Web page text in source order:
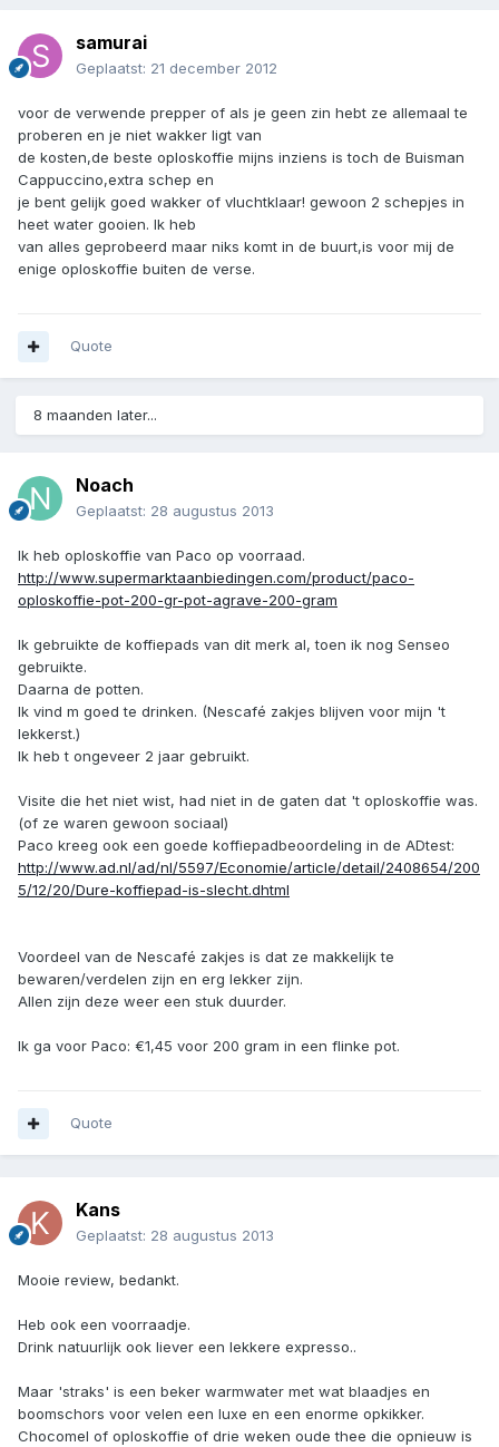
samurai
Geplaatst: 21 december 2012
voor de verwende prepper of als je geen zin hebt ze allemaal te
proberen en je niet wakker ligt van
de kosten,de beste oploskoffie mijns inziens is toch de Buisman
Cappuccino,extra schep en
je bent gelijk goed wakker of vluchtklaar! gewoon 2 schepjes in
heet water gooien. Ik heb
van alles geprobeerd maar niks komt in de buurt,is voor mij de
enige oploskoffie buiten de verse.
Quote
8 maanden later...
Noach
Geplaatst: 28 augustus 2013
Ik heb oploskoffie van Paco op voorraad.
http://www.supermarktaanbiedingen.com/product/paco-
oploskoffie-pot-200-gr-pot-agrave-200-gram
Ik gebruikte de koffiepads van dit merk al, toen ik nog Senseo
gebruikte.
Daarna de potten.
Ik vind m goed te drinken. (Nescafé zakjes blijven voor mijn 't
lekkerst.)
Ik heb t ongeveer 2 jaar gebruikt.
Visite die het niet wist, had niet in de gaten dat 't oploskoffie was.
(of ze waren gewoon sociaal)
Paco kreeg ook een goede koffiepadbeoordeling in de ADtest:
http://www.ad.nl/ad/nl/5597/Economie/article/detail/2408654/200
5/12/20/Dure-koffiepad-is-slecht.dhtml
Voordeel van de Nescafé zakjes is dat ze makkelijk te
bewaren/verdelen zijn en erg lekker zijn.
Allen zijn deze weer een stuk duurder.
Ik ga voor Paco: €1,45 voor 200 gram in een flinke pot.
Quote
Kans
Geplaatst: 28 augustus 2013
Mooie review, bedankt.
Heb ook een voorraadje.
Drink natuurlijk ook liever een lekkere expresso..
Maar 'straks' is een beker warmwater met wat blaadjes en
boomschors voor velen een luxe en een enorme opkikker.
Chocomel of oploskoffie of drie weken oude thee die opnieuw is